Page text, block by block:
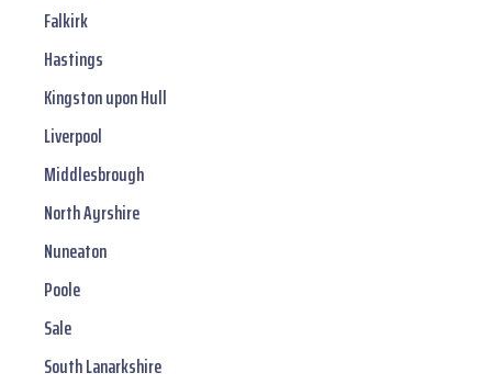
Falkirk
Hastings
Kingston upon Hull
Liverpool
Middlesbrough
North Ayrshire
Nuneaton
Poole
Sale
South Lanarkshire